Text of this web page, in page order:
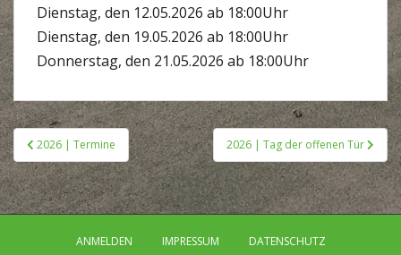
Dienstag, den 12.05.2026 ab 18:00Uhr
Dienstag, den 19.05.2026 ab 18:00Uhr
Donnerstag, den 21.05.2026 ab 18:00Uhr
Beitragsnavigation
2026 | Termine 2026 | Tag der offenen Tür
ANMELDEN IMPRESSUM DATENSCHUTZ